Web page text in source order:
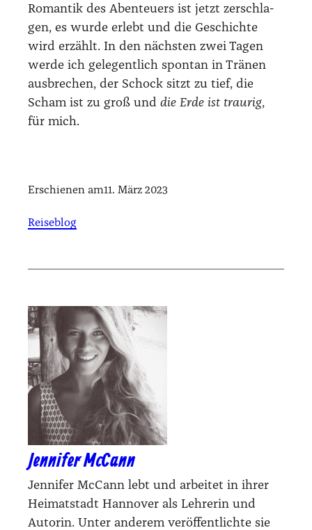
Roman­tik des Aben­teu­ers ist jetzt zer­schla­
gen, es wur­de erlebt und die Geschich­te
wird erzählt. In den nächs­ten zwei Tagen
wer­de ich gele­gent­lich spon­tan in Trä­nen
aus­bre­chen, der Schock sitzt zu tief, die
Scham ist zu groß und die Erde ist trau­rig,
für mich.
Erschienen am11. März 2023
Reiseblog
Jennifer McCann
Jennifer Mc‌Cann lebt und arbeitet in ihrer
Heimat‌stadt Hannover als Lehrerin und
Autorin. Unter anderem ver‌öffent‌lichte sie